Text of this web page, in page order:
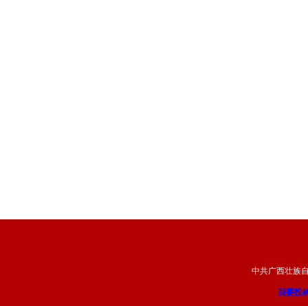
中共广西壮族
我要投